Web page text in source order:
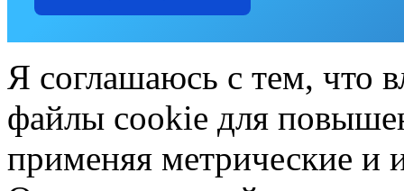
Я соглашаюсь с тем, что
файлы cookie для
применяя метрические и